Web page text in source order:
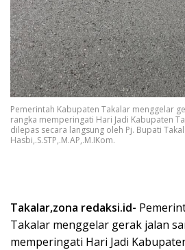
Pemerintah Kabupaten Takalar menggelar
rangka memperingati Hari Jadi Kabupaten
dilepas secara langsung oleh Pj. Bupati
Hasbi,.S.STP,.M.AP,.M.IKom.
Takalar,zona redaksi.id-
Takalar menggelar gerak jalan
memperingati Hari Jadi